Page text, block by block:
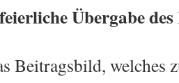
Übergabe
Beitragsbild, welches